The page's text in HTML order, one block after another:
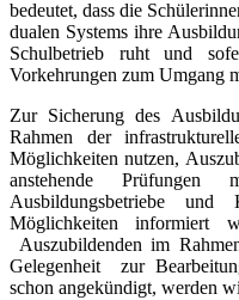
bedeutet, dass die
dualen Systems ihre
Schulbetrieb ruht und
Vorkehrungen zum Umgang
Zur Sicherung des
Rahmen der
Möglichkeiten nutzen,
anstehende Prüfungen
Ausbildungsbetriebe und
Möglichkeiten informiert
Auszubildenden im
Gelegenheit zur
schon angekündigt, werden